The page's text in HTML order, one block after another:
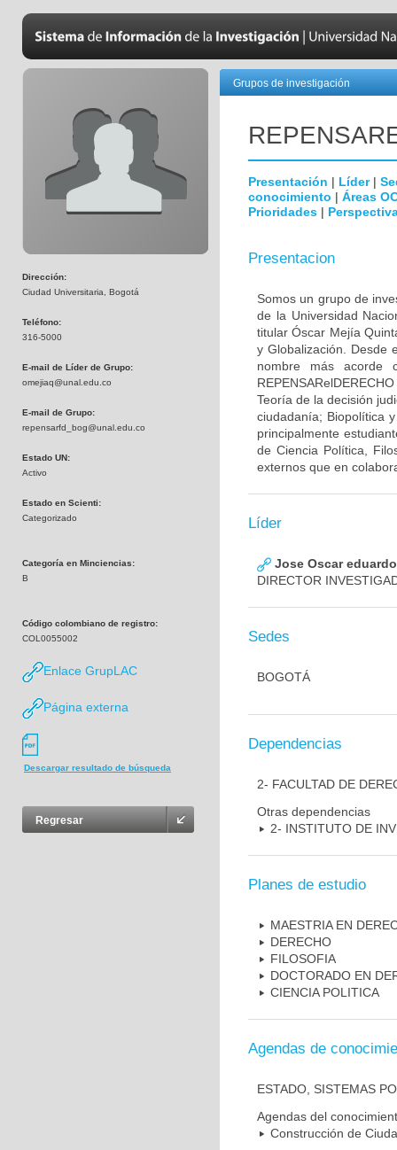
Dirección:
Ciudad Universitaria, Bogotá
Teléfono:
316-5000
E-mail de Líder de Grupo:
omejiaq@unal.edu.co
E-mail de Grupo:
repensarfd_bog@unal.edu.co
Estado UN:
Activo
Estado en Scienti:
Categorizado
Categoría en Minciencias:
B
Código colombiano de registro:
COL0055002
Enlace GrupLAC
Página externa
Descargar resultado de búsqueda
Regresar
Grupos de investigación
Presentación | Líder|
conocimiento | Áreas
Prioridades |
Presentacion
Somos un grupo de
de la Universidad
titular Óscar Mejía
y Globalización. Desde
nombre más acorde
Teoría de la decisión
ciudadanía; Biopolítica
principalmente
de Ciencia Política,
externos que en
Líder
Jose Oscar
DIRECTOR
Sedes
BOGOTÁ
Dependencias
2- FACULTAD DE
Otras dependencias
2- INSTITUTO DE
Planes de estudio
MAESTRIA EN
DERECHO
FILOSOFIA
DOCTORADO EN
CIENCIA POLITICA
Agendas de
ESTADO, SISTEMAS
Agendas del
Construcción de